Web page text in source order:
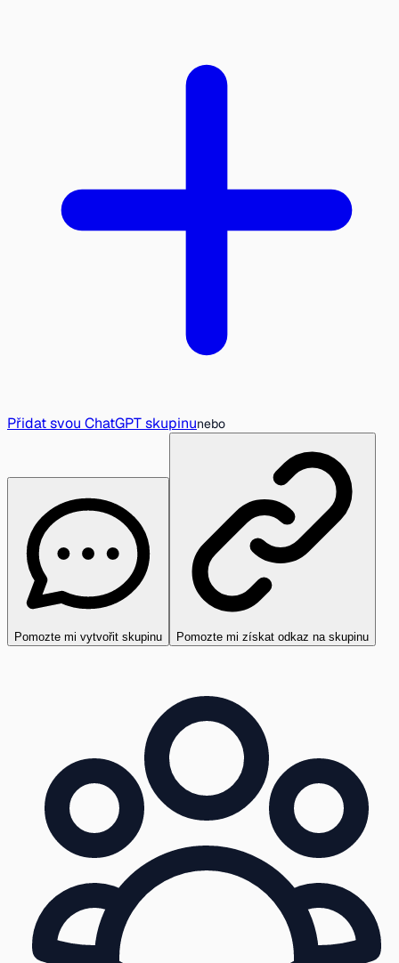
Přidat svou ChatGPT skupinunebo
Pomozte mi vytvořit skupinu Pomozte mi získat odkaz na skupinu